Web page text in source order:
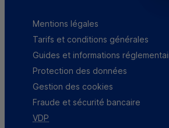
Mentions légales
Tarifs et conditions générales
Guides et informations
Protection des données
Gestion des cookies
Fraude et sécurité bancaire
VDP